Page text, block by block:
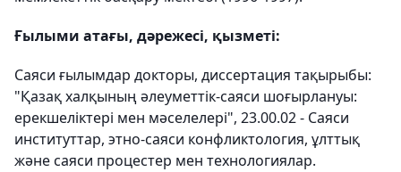
Ғылыми атағы, дәрежесі, қызметі:
Саяси ғылымдар докторы, диссертация тақырыбы:
"Қазақ халқының әлеуметтік-саяси шоғырлануы:
ерекшеліктері мен мәселелері", 23.00.02 - Саяси
институттар, этно-саяси конфликтология, ұлттық
және саяси процестер мен технологиялар.